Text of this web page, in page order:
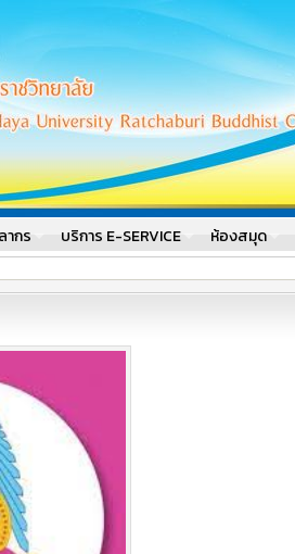
าลัย วิทยาลัยสงฆ์ราชบุรี
ากร บริการ E-SERVICE ห้องสมุด